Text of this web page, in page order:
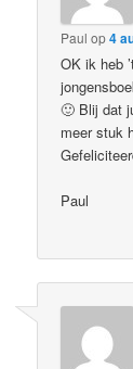
Paul op4
OK ik heb
🙂 Blij dat
meer stuk
Paul